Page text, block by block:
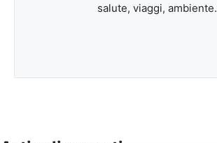
salute, viaggi, ambiente.